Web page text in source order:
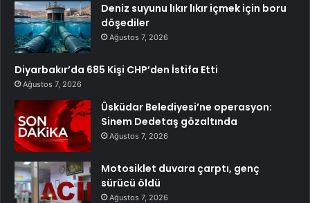
Deniz suyunu lıkır lıkır içmek için boru
döşediler
Ağustos 7, 2026
Diyarbakır’da 685 Kişi CHP’den İstifa Etti
Ağustos 7, 2026
Üsküdar Belediyesi’ne operasyon:
Sinem Dedetaş gözaltında
Ağustos 7, 2026
Motosiklet duvara çarptı, genç
sürücü öldü
Ağustos 7, 2026